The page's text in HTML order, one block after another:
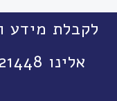
לקבלת מידע